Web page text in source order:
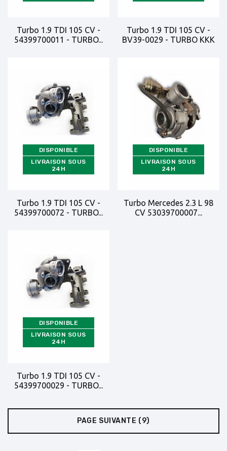
Turbo 1.9 TDI 105 CV -
54399700011 - TURBO...
Turbo 1.9 TDI 105 CV -
BV39-0029 - TURBO KKK
DISPONIBLE
LIVRAISON SOUS
24H
Turbo 1.9 TDI 105 CV -
54399700072 - TURBO...
DISPONIBLE
LIVRAISON SOUS
24H
Turbo Mercedes 2.3 L 98
CV 53039700007...
DISPONIBLE
LIVRAISON SOUS
24H
Turbo 1.9 TDI 105 CV -
54399700029 - TURBO...
PAGE SUIVANTE (9)